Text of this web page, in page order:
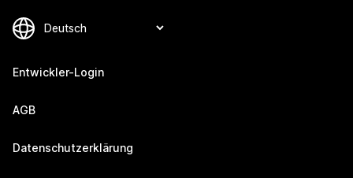
Entwickler-Login
AGB
Datenschutzerklärung